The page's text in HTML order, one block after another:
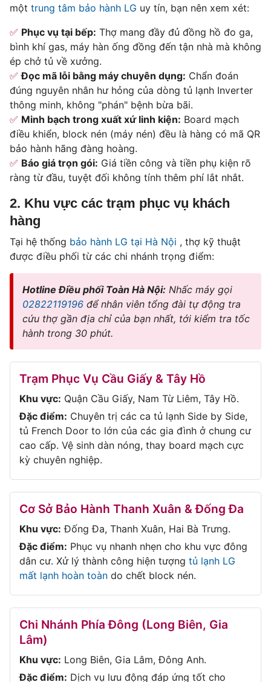
một trung tâm bảo hành LG uy tín, bạn nên xem xét:
Phục vụ tại bếp: Thợ mang đầy đủ đồng hồ đo ga,
bình khí gas, máy hàn ống đồng đến tận nhà mà không
ép chở tủ về xưởng.
Đọc mã lỗi bằng máy chuyên dụng: Chẩn đoán
đúng nguyên nhân hư hỏng của dòng tủ lạnh Inverter
thông minh, không "phán" bệnh bừa bãi.
Minh bạch trong xuất xứ linh kiện: Board mạch
điều khiển, block nén (máy nén) đều là hàng có mã QR
bảo hành hãng đàng hoàng.
Báo giá trọn gói: Giá tiền công và tiền phụ kiện rõ
ràng từ đầu, tuyệt đối không tính thêm phí lắt nhắt.
2. Khu vực các trạm phục vụ khách
hàng
Tại hệ thống bảo hành LG tại Hà Nội , thợ kỹ thuật
được điều phối từ các chi nhánh trọng điểm:
Hotline Điều phối Toàn Hà Nội: Nhấc máy gọi
02822119196 để nhân viên tổng đài tự động tra
cứu thợ gần địa chỉ của bạn nhất, tới kiểm tra tốc
hành trong 30 phút.
Trạm Phục Vụ Cầu Giấy & Tây Hồ
Khu vực: Quận Cầu Giấy, Nam Từ Liêm, Tây Hồ.
Đặc điểm: Chuyên trị các ca tủ lạnh Side by Side,
tủ French Door to lớn của các gia đình ở chung cư
cao cấp. Vệ sinh dàn nóng, thay board mạch cực
kỳ chuyên nghiệp.
Cơ Sở Bảo Hành Thanh Xuân & Đống Đa
Khu vực: Đống Đa, Thanh Xuân, Hai Bà Trưng.
Đặc điểm: Phục vụ nhanh nhẹn cho khu vực đông
dân cư. Xử lý thành công hiện tượng tủ lạnh LG
mất lạnh hoàn toàn do chết block nén.
Chi Nhánh Phía Đông (Long Biên, Gia
Lâm)
Khu vực: Long Biên, Gia Lâm, Đông Anh.
Đặc điểm: Dịch vụ lưu động đáp ứng tốt cho